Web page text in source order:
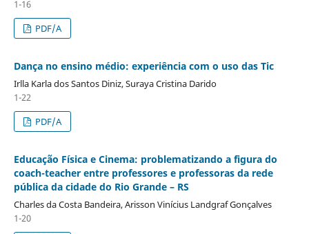
1-16
PDF/A
Dança no ensino médio: experiência com o uso das Tic
Irlla Karla dos Santos Diniz, Suraya Cristina Darido
1-22
PDF/A
Educação Física e Cinema: problematizando a figura do
coach-teacher entre professores e professoras da rede
pública da cidade do Rio Grande – RS
Charles da Costa Bandeira, Arisson Vinícius Landgraf Gonçalves
1-20